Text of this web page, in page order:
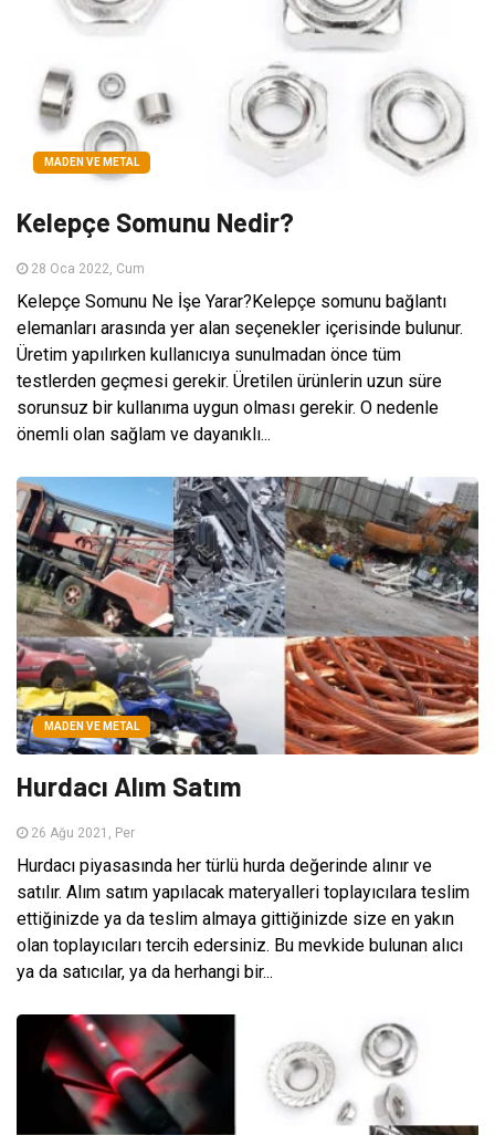
MADEN VE METAL
Kelepçe Somunu Nedir?
28 Oca 2022, Cum
Kelepçe Somunu Ne İşe Yarar?Kelepçe somunu bağlantı
elemanları arasında yer alan seçenekler içerisinde bulunur.
Üretim yapılırken kullanıcıya sunulmadan önce tüm
testlerden geçmesi gerekir. Üretilen ürünlerin uzun süre
sorunsuz bir kullanıma uygun olması gerekir. O nedenle
önemli olan sağlam ve dayanıklı...
MADEN VE METAL
Hurdacı Alım Satım
26 Ağu 2021, Per
Hurdacı piyasasında her türlü hurda değerinde alınır ve
satılır. Alım satım yapılacak materyalleri toplayıcılara teslim
ettiğinizde ya da teslim almaya gittiğinizde size en yakın
olan toplayıcıları tercih edersiniz. Bu mevkide bulunan alıcı
ya da satıcılar, ya da herhangi bir...